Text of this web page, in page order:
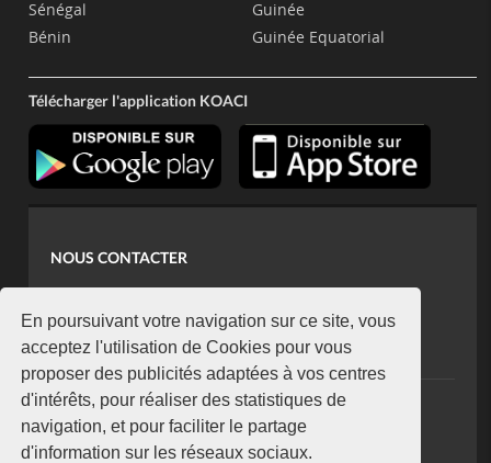
En poursuivant votre navigation sur ce site, vous
acceptez l'utilisation de Cookies pour vous
proposer des publicités adaptées à vos centres
d'intérêts, pour réaliser des statistiques de
navigation, et pour faciliter le partage
d'information sur les réseaux sociaux.
Sénégal
Bénin
Guinée
Guinée Equatorial
Télécharger l'application KOACI
NOUS CONTACTER
koaci@yahoo.fr
+225 07 08 85 52 93
NEWSLETTER
Restez connecté via notre newsletter